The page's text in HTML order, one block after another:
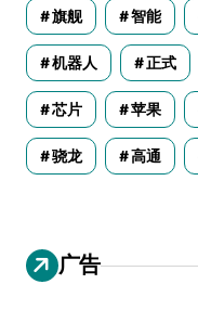
旗舰 智能
机器人 正式
芯片 苹果
骁龙 高通
广告